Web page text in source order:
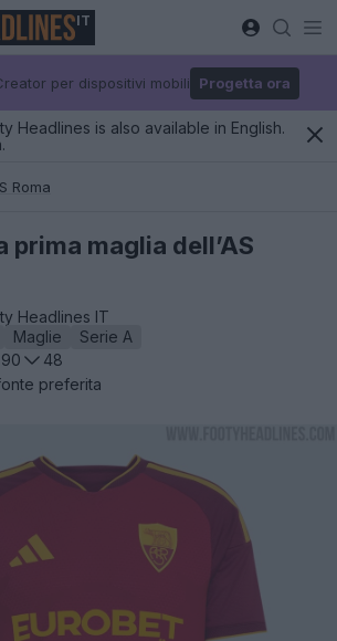
IT
per dispositivi mobili Progetta ora
Headlines is also available in English.
Roma
prima maglia dell’AS
Headlines IT
Maglie
Serie A
90
48
preferita